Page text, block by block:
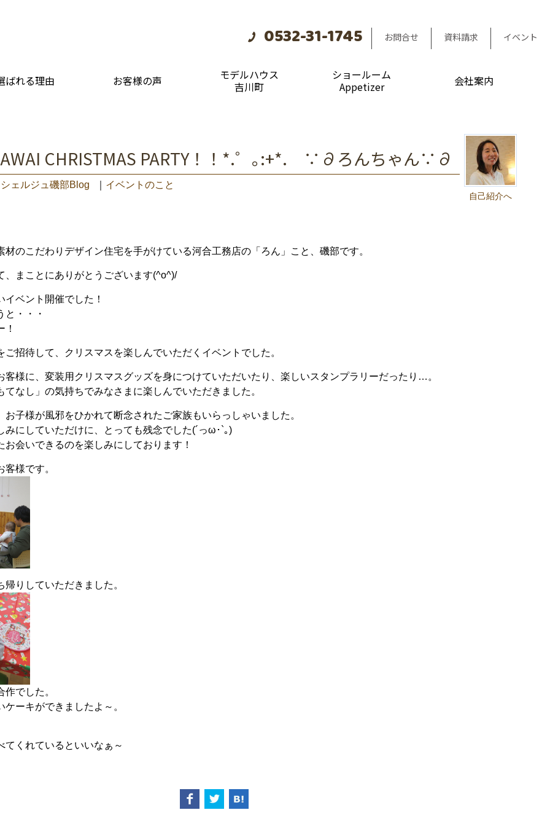
0532-31-1745 お問合せ 資料請求 イベント
ばれる理由 お客様の声
モデルハウス
吉川町
ショールーム
Appetizer
会社案内
自己紹介へ
CHRISTMAS PARTY！！*.゜｡:+*. ∵∂ろんちゃん∵∂
ェルジュ磯部Blog イベントのこと
材のこだわりデザイン住宅を手がけている河合工務店の「ろん」こと、磯部です。
、まことにありがとうございます(^o^)/
ベント開催でした！
と・・・
ご招待して、クリスマスを楽しんでいただくイベントでした。
客様に、変装用クリスマスグッズを身につけていただいたり、楽しいスタンプラリーだったり…。
てなし」の気持ちでみなさまに楽しんでいただきました。
お子様が風邪をひかれて断念されたご家族もいらっしゃいました。
みにしていただけに、とっても残念でした(´っω･`｡)
お会いできるのを楽しみにしております！
様です。
りしていただきました。
でした。
ーキができましたよ～。
てくれているといいなぁ～